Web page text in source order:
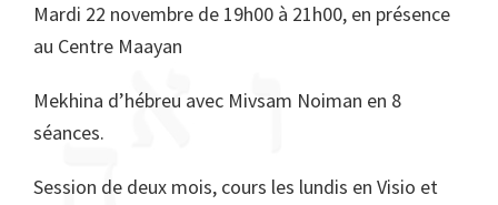
Mardi 22 novembre de 19h00 à 21h00, en présence
au Centre Maayan
Mekhina d’hébreu avec Mivsam Noiman en 8
séances.
Session de deux mois, cours les lundis en Visio et